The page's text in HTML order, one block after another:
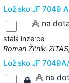
Ložisko JF 7049
na
stálá inzerce
Roman Žitník-
Ložisko JF
na